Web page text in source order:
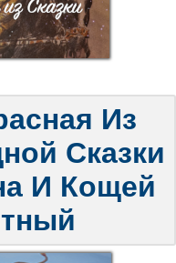
Из
Сказки
И Кощей